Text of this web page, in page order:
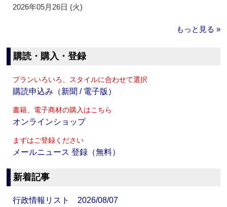
2026年05月26日 (火)
もっと見る »
購読・購入・登録
プランいろいろ、スタイルに合わせて選択
購読申込み（新聞 / 電子版）
書籍、電子商材の購入はこちら
オンラインショップ
まずはご登録ください
メールニュース 登録（無料）
新着記事
行政情報リスト 2026/08/07